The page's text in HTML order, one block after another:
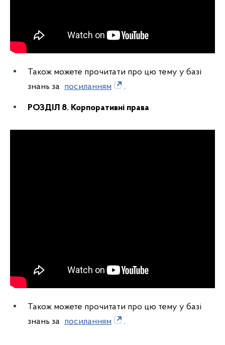
Також можете прочитати про цю тему у базі
знань за посиланням .
РОЗДІЛ 8. Корпоративні права
Також можете прочитати про цю тему у базі
знань за посиланням .